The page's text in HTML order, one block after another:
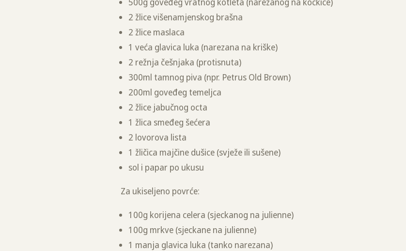
2 žlice višenamjenskog brašna
2 žlice maslaca
1 veća glavica luka (narezana na kriške)
2 režnja češnjaka (protisnuta)
300ml tamnog piva (npr. Petrus Old Brown)
200ml goveđeg temeljca
2 žlice jabučnog octa
1 žlica smeđeg šećera
2 lovorova lista
1 žličica majčine dušice (svježe ili sušene)
sol i papar po ukusu
Za ukiseljeno povrće:
100g korijena celera (sjeckanog na julienne)
100g mrkve (sjeckane na julienne)
1 manja glavica luka (tanko narezana)